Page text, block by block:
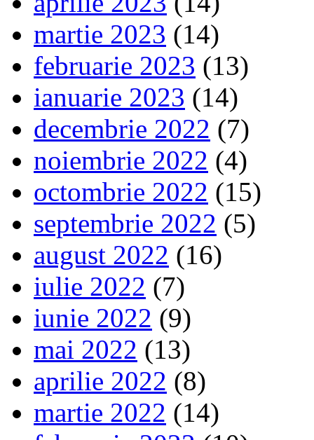
martie 2023 (14)
februarie 2023 (13)
ianuarie 2023 (14)
decembrie 2022 (7)
noiembrie 2022 (4)
octombrie 2022 (15)
septembrie 2022 (5)
august 2022 (16)
iulie 2022 (7)
iunie 2022 (9)
mai 2022 (13)
aprilie 2022 (8)
martie 2022 (14)